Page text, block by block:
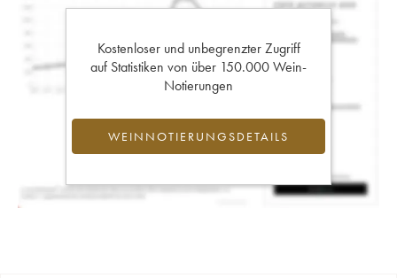
Kostenloser und unbegrenzter Zugriff
auf Statistiken von über 150.000 Wein-
Notierungen
WEINNOTIERUNGSDETAILS